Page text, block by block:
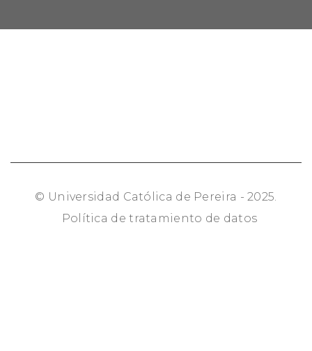
© Universidad Católica de Pereira - 2025.
Política de tratamiento de datos